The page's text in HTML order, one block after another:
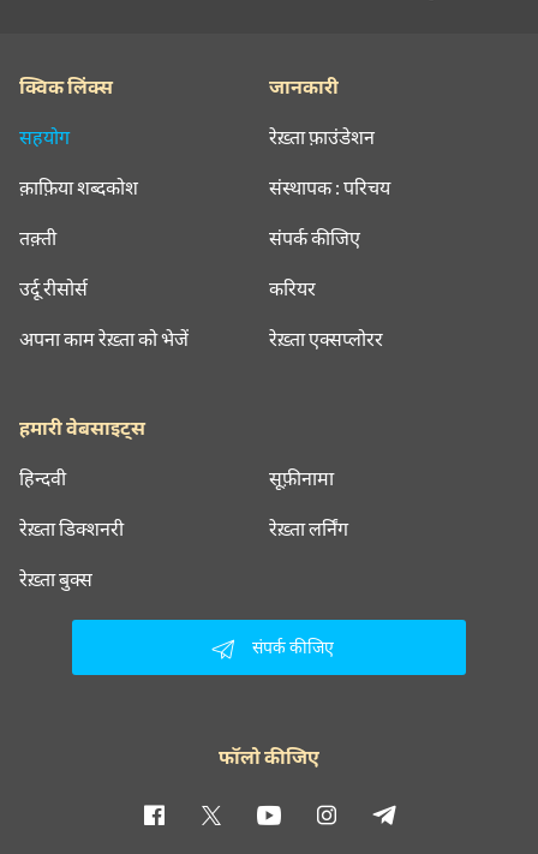
क्विक लिंक्स
सहयोग
क़ाफ़िया शब्दकोश
तक़्ती
उर्दू रीसोर्स
अपना काम रेख़्ता को भेजें
जानकारी
रेख़्ता फ़ाउंडेशन
संस्थापक : परिचय
संपर्क कीजिए
करियर
रेख़्ता एक्सप्लोरर
हमारी वेबसाइट्स
हिन्दवी सूफ़ीनामा
रेख़्ता डिक्शनरी रेख़्ता लर्निंग
रेख़्ता बुक्स
संपर्क कीजिए
फॉलो कीजिए